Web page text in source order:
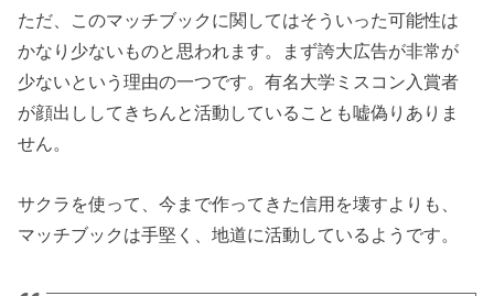
ただ、このマッチブックに関してはそういった可能性は
かなり少ないものと思われます。まず誇大広告が非常が
少ないという理由の一つです。有名大学ミスコン入賞者
が顔出ししてきちんと活動していることも嘘偽りありま
せん。
サクラを使って、今まで作ってきた信用を壊すよりも、
マッチブックは手堅く、地道に活動しているようです。